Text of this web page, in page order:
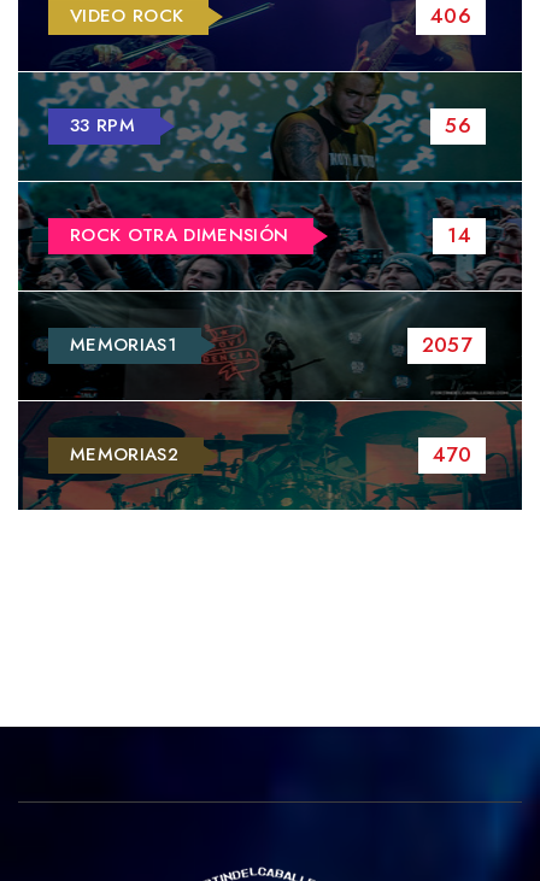
VIDEO ROCK 406
33 RPM 56
ROCK OTRA DIMENSIÓN 14
MEMORIAS1 2057
MEMORIAS2 470